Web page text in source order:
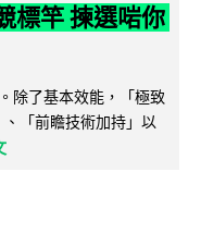
標竿 揀選啱你
除了基本效能，「極致
「前瞻技術加持」以